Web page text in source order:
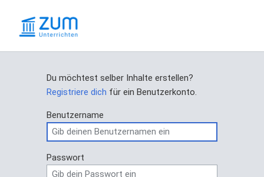
Du möchtest selber Inhalte erstellen?
Registriere dich für ein Benutzerkonto.
Benutzername
Passwort